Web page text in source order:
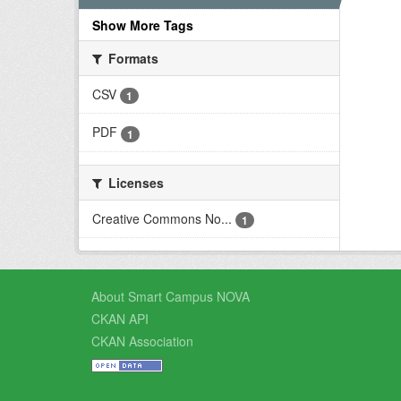
Show More Tags
Formats
CSV
1
PDF 1
Licenses
Creative Commons No...
1
About Smart Campus NOVA
CKAN API
CKAN Association